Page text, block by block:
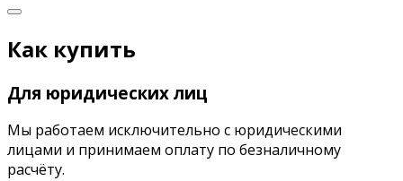
Как купить
Для юридических лиц
Мы работаем исключительно с юридическими
лицами и принимаем оплату по безналичному
расчёту.